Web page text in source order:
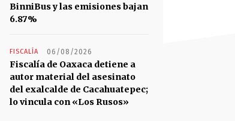
BinniBus y las emisiones bajan
6.87%
FISCALÍA 06/08/2026
Fiscalía de Oaxaca detiene a
autor material del asesinato
del exalcalde de Cacahuatepec;
lo vincula con «Los Rusos»